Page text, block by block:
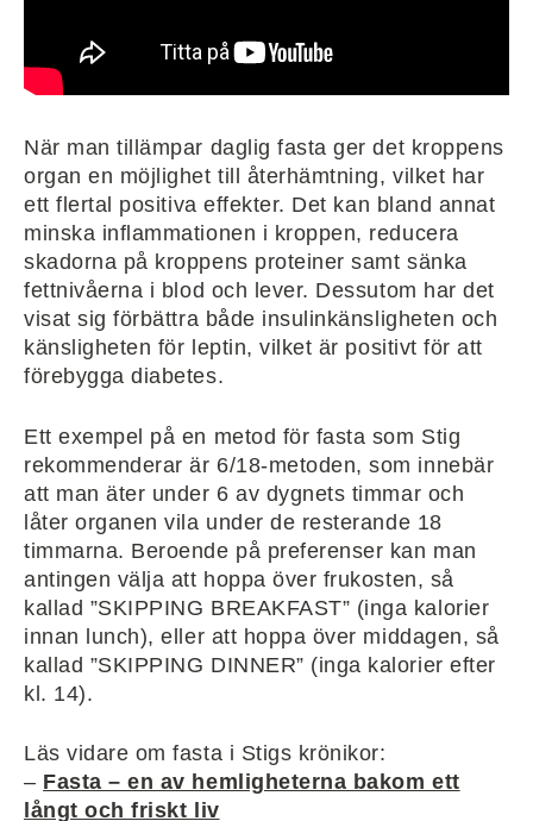
När man tillämpar daglig fasta ger det kroppens
organ en möjlighet till återhämtning, vilket har
ett flertal positiva effekter. Det kan bland annat
minska inflammationen i kroppen, reducera
skadorna på kroppens proteiner samt sänka
fettnivåerna i blod och lever. Dessutom har det
visat sig förbättra både insulinkänsligheten och
känsligheten för leptin, vilket är positivt för att
förebygga diabetes.
Ett exempel på en metod för fasta som Stig
rekommenderar är 6/18-metoden, som innebär
att man äter under 6 av dygnets timmar och
låter organen vila under de resterande 18
timmarna. Beroende på preferenser kan man
antingen välja att hoppa över frukosten, så
kallad ”SKIPPING BREAKFAST” (inga kalorier
innan lunch), eller att hoppa över middagen, så
kallad ”SKIPPING DINNER” (inga kalorier efter
kl. 14).
Läs vidare om fasta i Stigs krönikor:
– Fasta – en av hemligheterna bakom ett
långt och friskt liv